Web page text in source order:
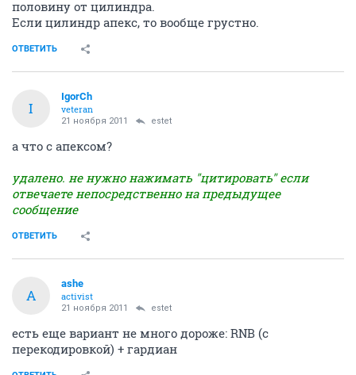
половину от цилиндра.
Если цилиндр апекс, то вообще грустно.
ОТВЕТИТЬ
I
IgorCh
veteran
21 ноября 2011 estet
а что с апексом?
удалено. не нужно нажимать "цитировать" если
отвечаете непосредственно на предыдущее
сообщение
ОТВЕТИТЬ
A
ashe
activist
21 ноября 2011 estet
есть еще вариант не много дороже: RNB (с
перекодировкой) + гардиан